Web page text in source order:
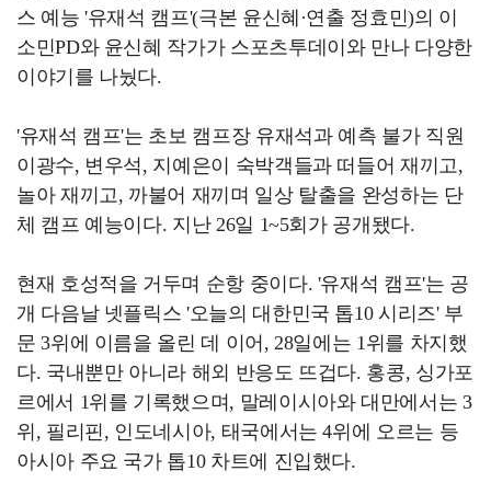
스 예능 '유재석 캠프'(극본 윤신혜·연출 정효민)의 이
소민PD와 윤신혜 작가가 스포츠투데이와 만나 다양한
이야기를 나눴다.
'유재석 캠프'는 초보 캠프장 유재석과 예측 불가 직원
이광수, 변우석, 지예은이 숙박객들과 떠들어 재끼고,
놀아 재끼고, 까불어 재끼며 일상 탈출을 완성하는 단
체 캠프 예능이다. 지난 26일 1~5회가 공개됐다.
현재 호성적을 거두며 순항 중이다. '유재석 캠프'는 공
개 다음날 넷플릭스 '오늘의 대한민국 톱10 시리즈' 부
문 3위에 이름을 올린 데 이어, 28일에는 1위를 차지했
다. 국내뿐만 아니라 해외 반응도 뜨겁다. 홍콩, 싱가포
르에서 1위를 기록했으며, 말레이시아와 대만에서는 3
위, 필리핀, 인도네시아, 태국에서는 4위에 오르는 등
아시아 주요 국가 톱10 차트에 진입했다.